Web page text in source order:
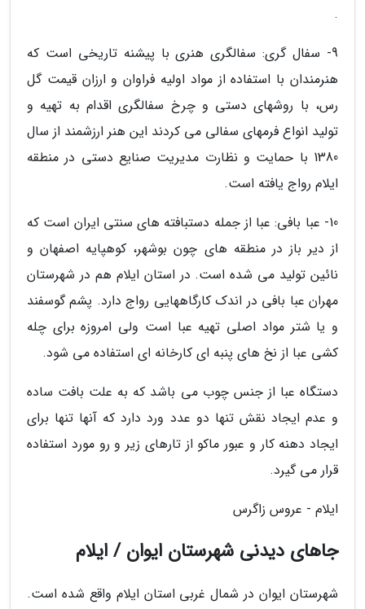
.
9- سفال گری: سفالگری هنری با پیشنه تاریخی است که
هنرمندان با استفاده از مواد اولیه فراوان و ارزان قیمت گل
رس، با روشهای دستی و چرخ سفالگری اقدام به تهیه و
تولید انواع فرمهای سفالی می کردند این هنر ارزشمند از سال
1380 با حمایت و نظارت مدیریت صنایع دستی در منطقه
ایلام رواج یافته است.
10- عبا بافی: عبا از جمله دستبافته های سنتی ایران است که
از دیر باز در منطقه های چون بوشهر، کوهپایه اصفهان و
نائین تولید می شده است. در استان ایلام هم در شهرستان
مهران عبا بافی در اندک کارگاههایی رواج دارد. پشم گوسفند
و یا شتر مواد اصلی تهیه عبا است ولی امروزه برای چله
کشی عبا از نخ های پنبه ای کارخانه ای استفاده می شود.
دستگاه عبا از جنس چوب می باشد که به علت بافت ساده
و عدم ایجاد نقش تنها دو عدد ورد دارد که آنها تنها برای
ایجاد دهنه کار و عبور ماکو از تارهای زیر و رو مورد استفاده
قرار می گیرد.
ایلام - عروس زاگرس
جاهای دیدنی شهرستان ایوان / ایلام
شهرستان ایوان در شمال غربی استان ایلام واقع شده است.